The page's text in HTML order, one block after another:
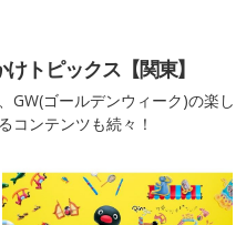
トピックス【関東】
GW(ゴールデンウィーク)の楽し
コンテンツも続々！